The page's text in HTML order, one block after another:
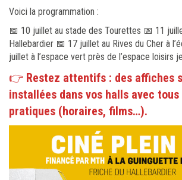
Voici la programmation :
📅 10 juillet au stade des Tourettes 📅 11
Hallebardier 📅 17 juillet au Rives du Cher à
juillet à l’espace vert près de l’espace loisirs
👉 Restez attentifs : des affiches
installées dans vos halls avec
pratiques (horaires, films…).